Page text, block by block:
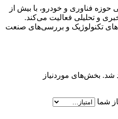
حوزه فناوری و خودرو، با بیش از
و تحلیلی فعالیت می‌کند.
تکنولوژیک و بررسی‌های صنعت
شد. بخش‌های موردنیاز
شما